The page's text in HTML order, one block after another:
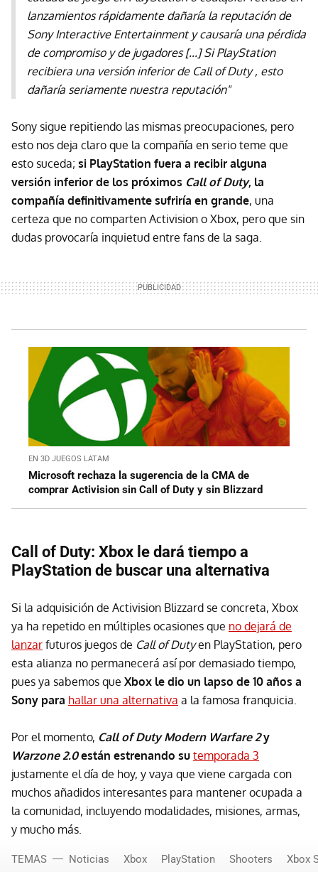
lanzamientos rápidamente dañaría la reputación de
Sony Interactive Entertainment y causaría una pérdida
de compromiso y de jugadores [...] Si PlayStation
recibiera una versión inferior de Call of Duty , esto
dañaría seriamente nuestra reputación"
Sony sigue repitiendo las mismas preocupaciones, pero
esto nos deja claro que la compañía en serio teme que
esto suceda; si PlayStation fuera a recibir alguna
versión inferior de los próximos Call of Duty, la
compañía definitivamente sufriría en grande, una
certeza que no comparten Activision o Xbox, pero que sin
dudas provocaría inquietud entre fans de la saga.
EN 3D JUEGOS LATAM
Microsoft rechaza la sugerencia de la CMA de
comprar Activision sin Call of Duty y sin Blizzard
Call of Duty: Xbox le dará tiempo a
PlayStation de buscar una alternativa
Si la adquisición de Activision Blizzard se concreta, Xbox
ya ha repetido en múltiples ocasiones que no dejará de
lanzar futuros juegos de Call of Dutyen PlayStation, pero
esta alianza no permanecerá así por demasiado tiempo,
pues ya sabemos que Xbox le dio un lapso de 10 años a
Sony para hallar una alternativa a la famosa franquicia.
Por el momento, Call of Duty Modern Warfare 2y
Warzone 2.0están estrenando su temporada 3
justamente el día de hoy, y vaya que viene cargada con
muchos añadidos interesantes para mantener ocupada a
la comunidad, incluyendo modalidades, misiones, armas,
y mucho más.
TEMAS Noticias Xbox PlayStation Shooters Xbox